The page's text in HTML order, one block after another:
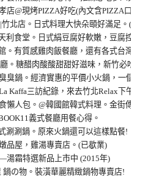
店@現烤PIZZA好吃(內文含PIZZA口味
北店。日式料理大快朵頤好滿足。(已
利食堂。日式絹豆腐好軟嫩，豆腐控
。有質感雞肉飯餐廳，還有各式台灣
。糖醋肉酸酸甜甜好滋味，新竹必吃
臭鍋。經濟實惠的平價小火鍋，一個
Kaffa三訪紀錄，來去竹北Relax下午
懶人包。@韓國館韓式料理。金街傳
義式餐廳用餐心得。
涮涮鍋。原來火鍋還可以這樣點餐!
品屋，雞湯專賣店。(已歇業)
湯霜特選新品上市中 (2015年)
の物。裝潢華麗精緻鍋物專賣店!